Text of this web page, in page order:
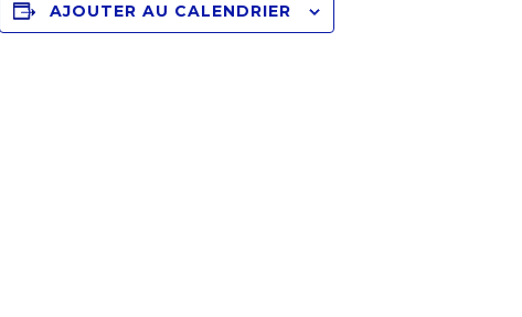
AJOUTER AU CALENDRIER